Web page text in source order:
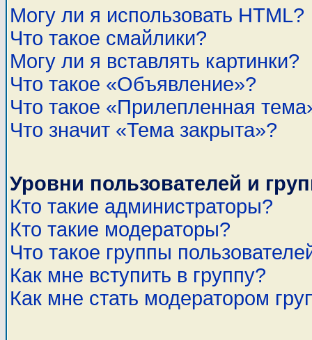
Могу ли я использовать HTML?
Что такое смайлики?
Могу ли я вставлять картинки?
Что такое «Объявление»?
Что такое «Прилепленная
Что значит «Тема закрыта»?
Уровни пользователей и
Кто такие администраторы?
Кто такие модераторы?
Что такое группы
Как мне вступить в группу?
Как мне стать модератором